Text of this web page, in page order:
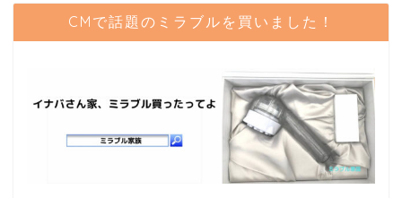
CMで話題のミラブルを買いました！